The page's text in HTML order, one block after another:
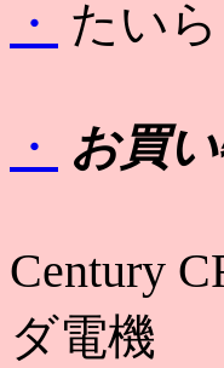
・ たい
・ お買
Century
ダ電機